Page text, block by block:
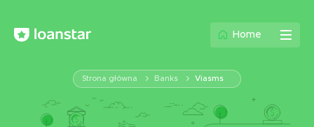
Home
Strona główna Banks Viasms